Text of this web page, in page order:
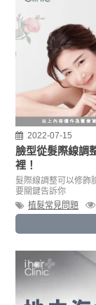
2022-07-15
臉型從髮際線調
裡！
髮際線調整可以修飾
要關鍵告訴你
植髮常見問題